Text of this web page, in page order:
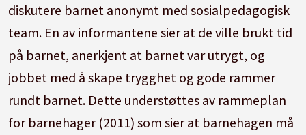
diskutere barnet anonymt med sosialpedagogisk
team. En av informantene sier at de ville brukt tid
på barnet, anerkjent at barnet var utrygt, og
jobbet med å skape trygghet og gode rammer
rundt barnet. Dette understøttes av rammeplan
for barnehager (2011) som sier at barnehagen må